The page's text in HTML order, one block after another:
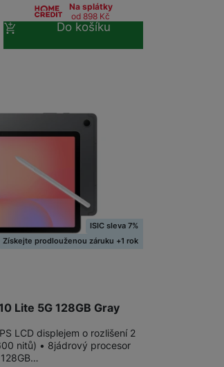
Na splátky
od 898 Kč
Do košíku
Lite 5G 128GB Gray
ISIC sleva 7%
Získejte prodlouženou záruku +1 rok
LCD displejem o rozlišení 2
nitů) • 8jádrový procesor